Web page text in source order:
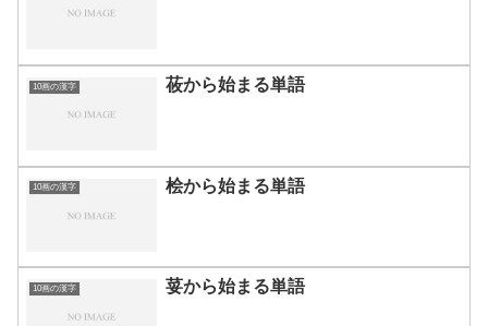
10画の漢字 莜から始まる単語
10画の漢字 桧から始まる単語
10画の漢字 荽から始まる単語